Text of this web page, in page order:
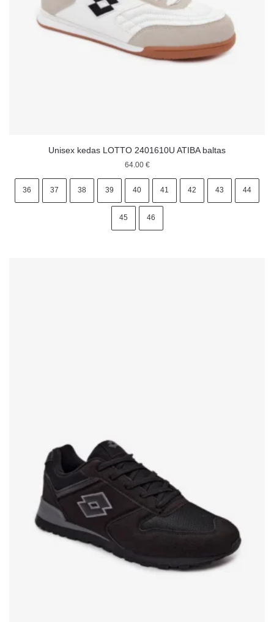
Unisex kedas LOTTO 2401610U ATIBA baltas
64.00 €
36 37 38 39 40 41 42 43 44
45 46